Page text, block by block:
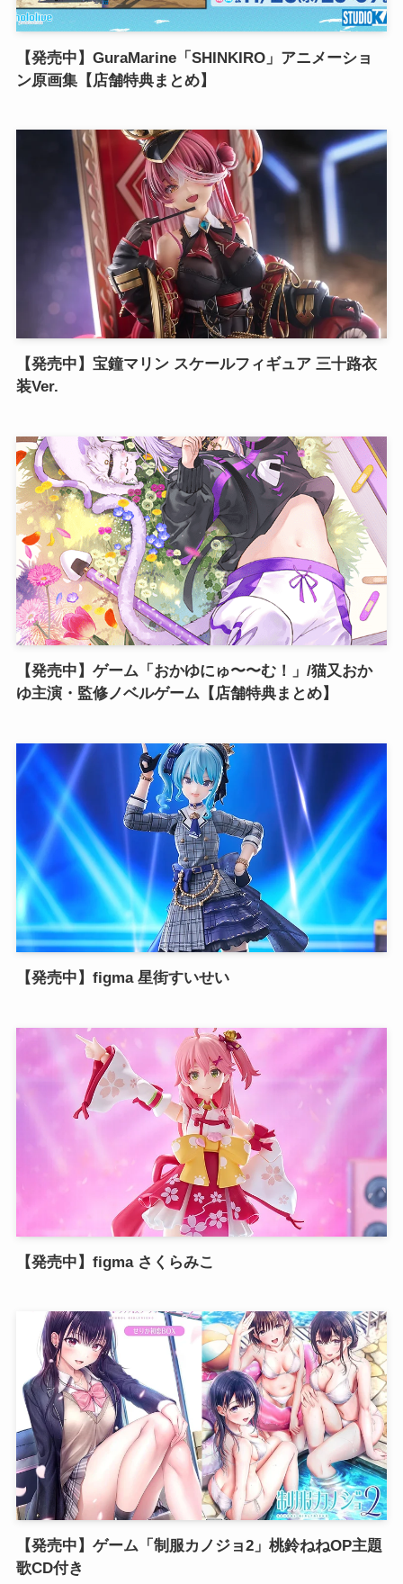
【発売中】GuraMarine「SHINKIRO」アニメーショ
ン原画集【店舗特典まとめ】
【発売中】宝鐘マリン スケールフィギュア 三十路衣
装Ver.
【発売中】ゲーム「おかゆにゅ〜〜む！」/猫又おか
ゆ主演・監修ノベルゲーム【店舗特典まとめ】
【発売中】figma 星街すいせい
【発売中】figma さくらみこ
【発売中】ゲーム「制服カノジョ2」桃鈴ねねOP主題
歌CD付き